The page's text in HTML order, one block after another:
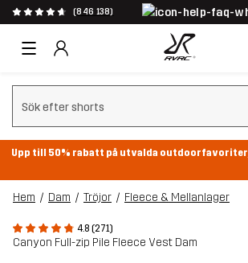
(846 138)
Rensa sök
Upp till 50% rabatt på utvalda outdoorfavoriter
Hem Dam Tröjor Fleece & Mellanlager
4.8 (271)
Canyon Full-zip Pile Fleece Vest Dam